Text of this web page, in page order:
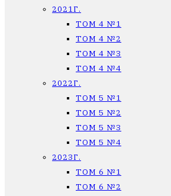
2021Г.
ТОМ 4 №1
ТОМ 4 №2
ТОМ 4 №3
ТОМ 4 №4
2022Г.
ТОМ 5 №1
ТОМ 5 №2
ТОМ 5 №3
ТОМ 5 №4
2023Г.
ТОМ 6 №1
ТОМ 6 №2